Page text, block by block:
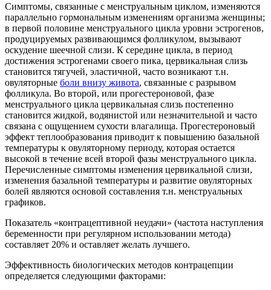
Симптомы, связанные с менструальным циклом, изменяются
параллельно гормональным изменениям организма женщины;
в первой половине менструального цикла уровни эстрогенов,
продуцируемых развивающимся фолликулом, вызывают
оскудение шеечной слизи. К середине цикла, в период
достижения эстрогенами своего пика, цервикальная слизь
становится тягучей, эластичной, часто возникают т.н.
овуляторные боли внизу живота, связанные с разрывом
фолликула. Во второй, или прогестероновой, фазе
менструального цикла цервикальная слизь постепенно
становится жидкой, водянистой или незначительной и часто
связана с ощущением сухости влагалища. Прогестероновый
эффект теплообразования приводит к повышению базальной
температуры к овуляторному периоду, которая остается
высокой в течение всей второй фазы менструального цикла.
Перечисленные симптомы изменения цервикальной слизи,
изменения базальной температуры и развитие овуляторных
болей являются основой составления т.н. менструальных
графиков.
Показатель «контрацептивной неудачи» (частота наступления
беременности при регулярном использовании метода)
составляет 20% и оставляет желать лучшего.
Эффективность биологических методов контрацепции
определяется следующими факторами: